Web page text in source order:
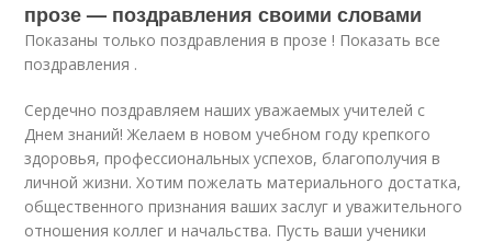
прозе — поздравления своими словами
Показаны только поздравления в прозе ! Показать все
поздравления .
Сердечно поздравляем наших уважаемых учителей с
Днем знаний! Желаем в новом учебном году крепкого
здоровья, профессиональных успехов, благополучия в
личной жизни. Хотим пожелать материального достатка,
общественного признания ваших заслуг и уважительного
отношения коллег и начальства. Пусть ваши ученики